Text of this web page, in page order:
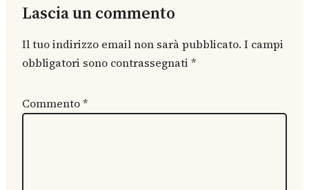
Lascia un commento
Il tuo indirizzo email non sarà pubblicato. I campi
obbligatori sono contrassegnati *
Commento*